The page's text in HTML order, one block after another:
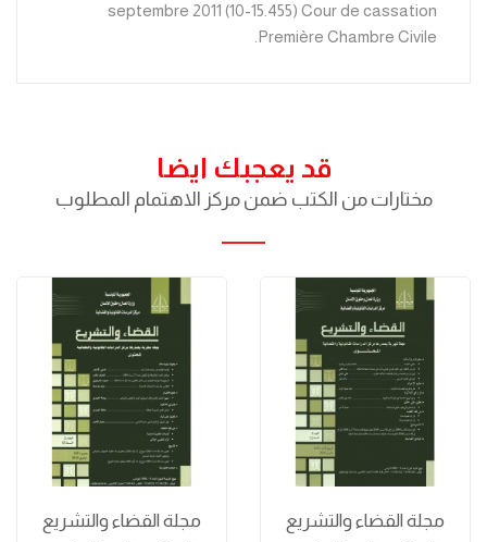
septembre 2011 (10-15.455) Cour de cassation
Première Chambre Civile.
قد يعجبك ايضا
مختارات من الكتب ضمن مركز الاهتمام المطلوب
مجلة القضاء والتشريع
مجلة القضاء والتشريع